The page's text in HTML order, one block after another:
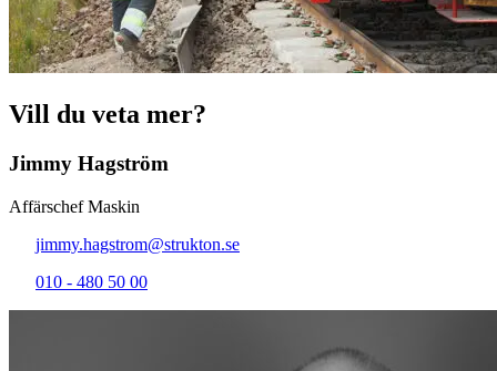
Vill du veta mer?
Jimmy Hagström
Affärschef Maskin
jimmy.hagstrom@strukton.se
010 - 480 50 00